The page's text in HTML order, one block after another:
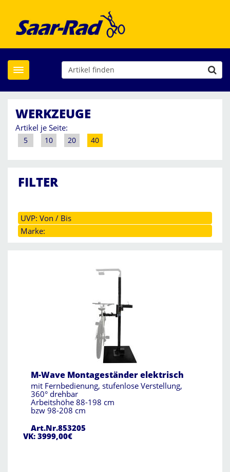
Toggle navigation
WERKZEUGE
Artikel je Seite:
5 10 20 40
FILTER
UVP: Von / Bis
Marke:
M-Wave Montageständer elektrisch
mit Fernbedienung, stufenlose Verstellung,
360° drehbar
Arbeitshöhe 88-198 cm
bzw 98-208 cm
Art.Nr.853205
VK: 3999,00€